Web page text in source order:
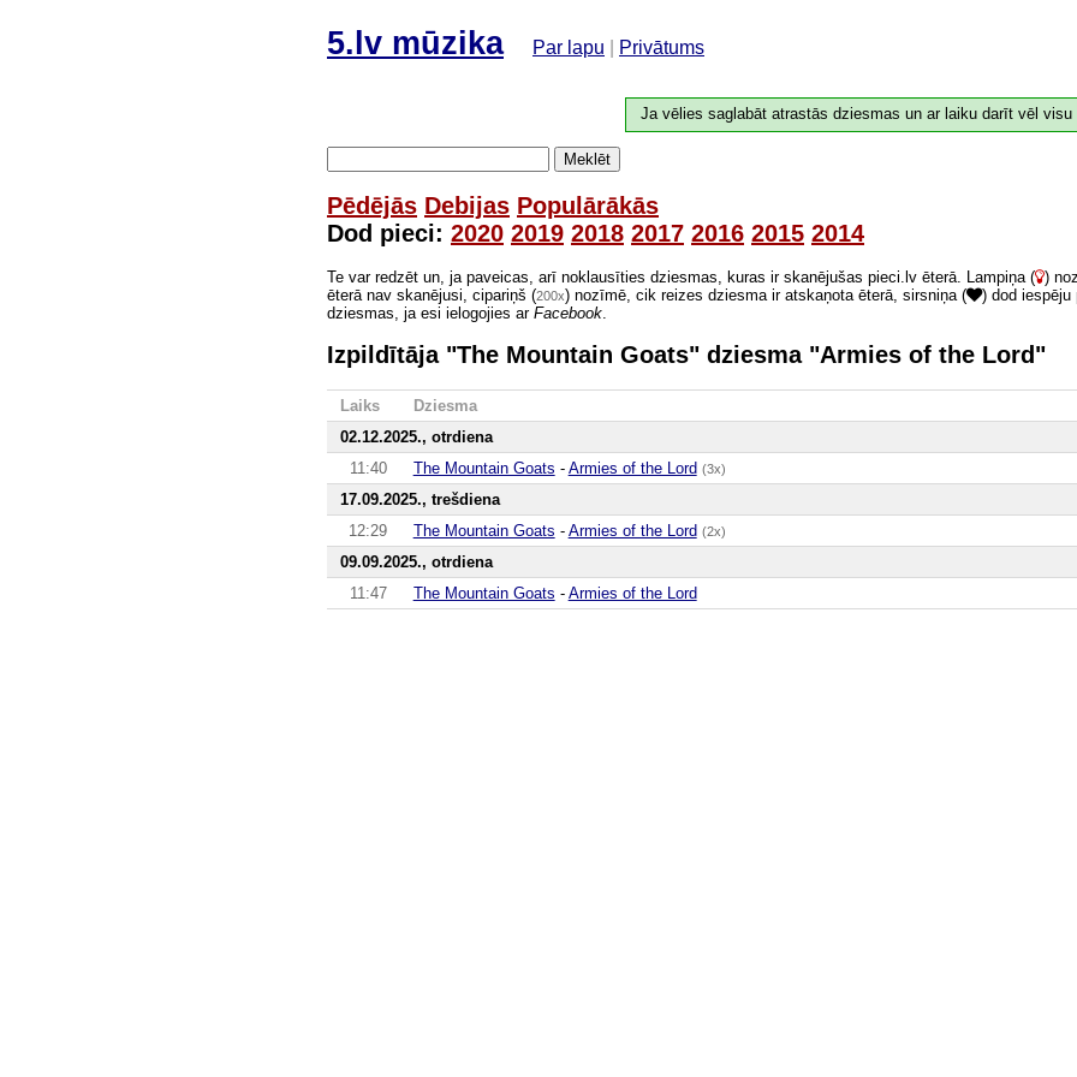
5.lv mūzika Par lapu Privātums
Ja vēlies saglabāt atrastās dziesmas un ar laiku darīt vēl
Meklēt
Pēdējās Debijas Populārākās
Dod pieci: 2020 2019 2018 2017 2016 2015 2014
Te var redzēt un, ja paveicas, arī noklausīties dziesmas, kuras ir skanējušas pieci.lv ēterā. Lampiņa ( )
ēterā nav skanējusi, cipariņš (200x) nozīmē, cik reizes dziesma ir atskaņota ēterā, sirsniņa (
) dod
dziesmas, ja esi ielogojies ar Facebook
Izpildītāja "The Mountain Goats" dziesma "Armies of the Lord"
Laiks
Dziesma
02.12.2025., otrdiena
11:40
The Mountain Goats - Armies of the Lord (3x)
17.09.2025., trešdiena
12:29
The Mountain Goats - Armies of the Lord (2x)
09.09.2025., otrdiena
11:47
The Mountain Goats - Armies of the Lord